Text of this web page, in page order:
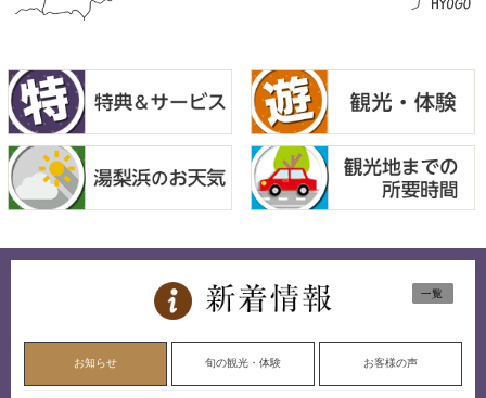
お知らせ 旬の観光・体験 お客様の声